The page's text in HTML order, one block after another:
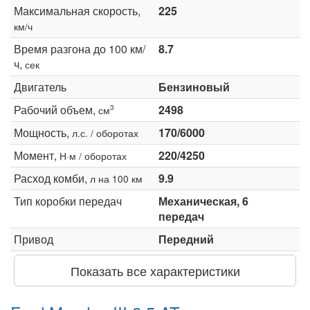
Максимальная скорость,
км/ч
225
Время разгона до 100 км/
ч, сек
8.7
Двигатель
Бензиновый
Рабочий объем, см3
2498
Мощность, л.с. / оборотах
170/6000
Момент, Н·м / оборотах
220/4250
Расход комби, л на 100 км
9.9
Тип коробки передач
Механическая, 6
передач
Привод
Передний
Показать все характеристики